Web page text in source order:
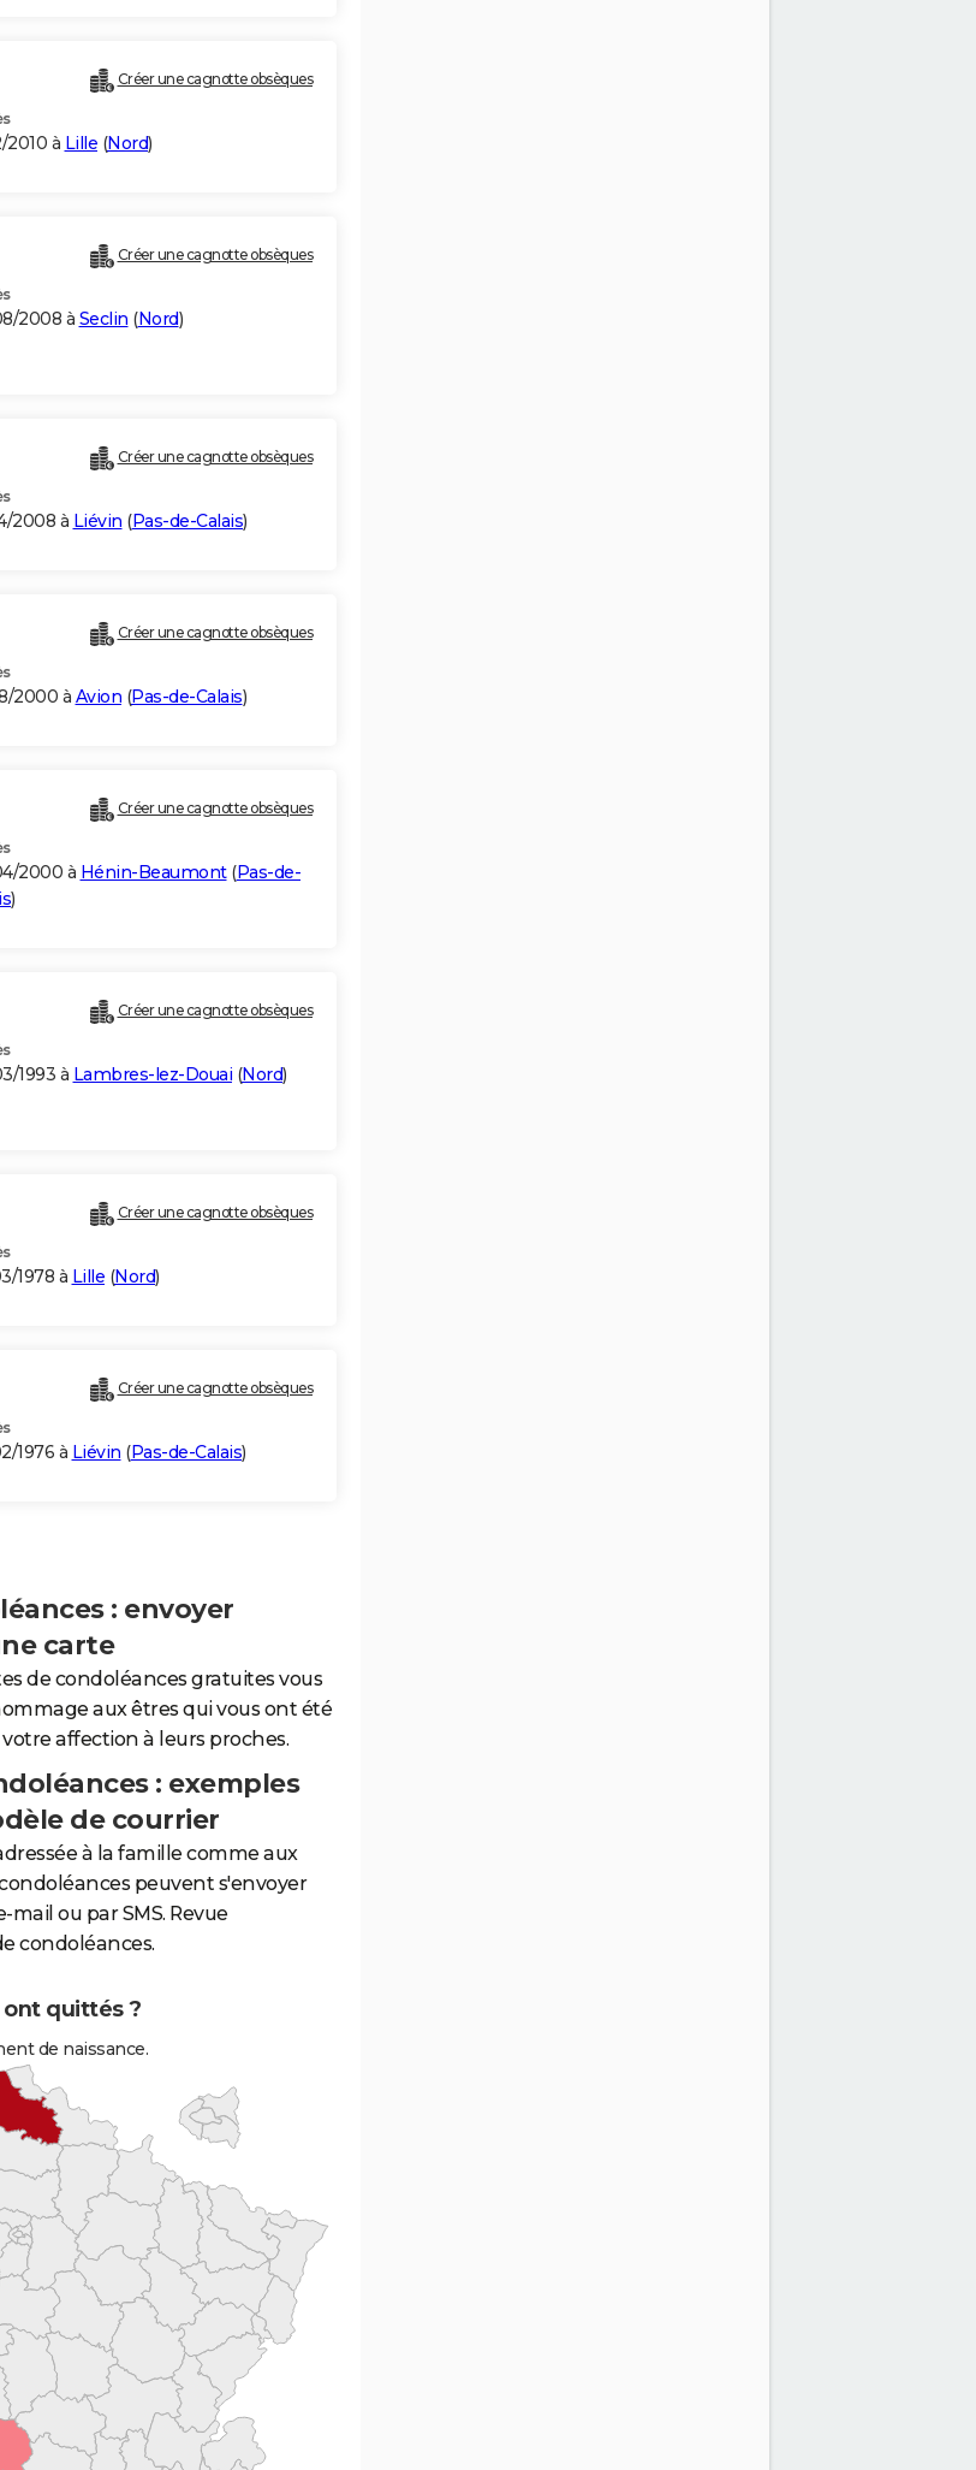
Créer une cagnotte obsèques
2010 à Lille (Nord)
Créer une cagnotte obsèques
2008 à Seclin (Nord)
Créer une cagnotte obsèques
2008 à Liévin (Pas-de-Calais)
Créer une cagnotte obsèques
2000 à Avion (Pas-de-Calais)
Créer une cagnotte obsèques
2000 à Hénin-Beaumont(Pas-de-
)
Créer une cagnotte obsèques
1993 à Lambres-lez-Douai (Nord)
Créer une cagnotte obsèques
1978 à Lille (Nord)
Créer une cagnotte obsèques
1976 à Liévin (Pas-de-Calais)
: envoyer
carte
de condoléances gratuites vous
aux êtres qui vous ont été
affection à leurs proches.
: exemples
de courrier
à la famille comme aux
peuvent s'envoyer
ou par SMS. Revue
condoléances.
ont quittés ?
de naissance.